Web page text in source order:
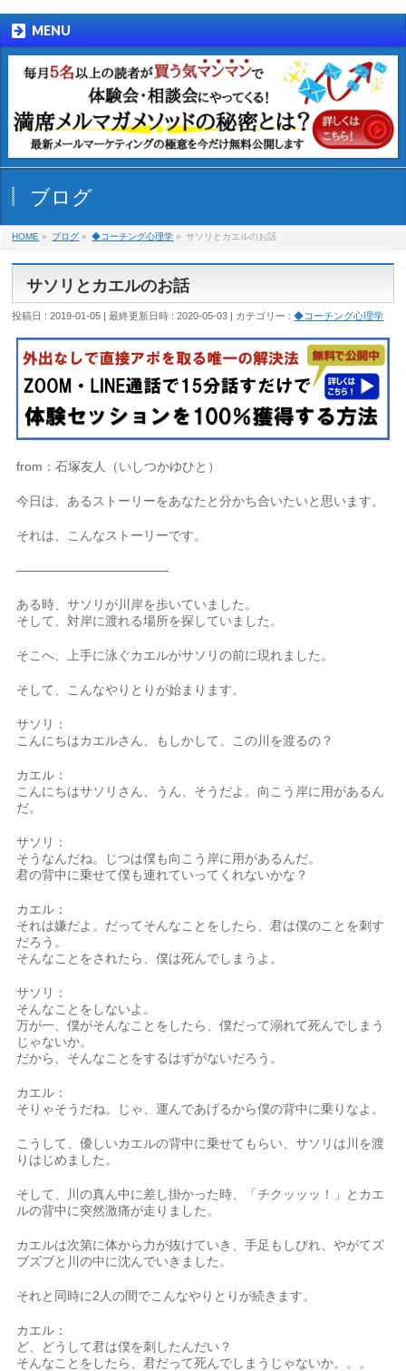
MENU
ブログ
HOME » ブログ » ◆コーチング心理学 » サソリとカエルのお話
サソリとカエルのお話
投稿日 : 2019-01-05 最終更新日時 : 2020-05-03 カテゴリー :◆コーチング心理学
from：石塚友人（いしつかゆひと）
今日は、あるストーリーをあなたと分かち合いたいと思います。
それは、こんなストーリーです。
————————————
ある時、サソリが川岸を歩いていました。
そして、対岸に渡れる場所を探していました。
そこへ、上手に泳ぐカエルがサソリの前に現れました。
そして、こんなやりとりが始まります。
サソリ：
こんにちはカエルさん、もしかして、この川を渡るの？
カエル：
こんにちはサソリさん、うん、そうだよ。向こう岸に用があるん
だ。
サソリ：
そうなんだね。じつは僕も向こう岸に用があるんだ。
君の背中に乗せて僕も連れていってくれないかな？
カエル：
それは嫌だよ。だってそんなことをしたら、君は僕のことを刺す
だろう。
そんなことをされたら、僕は死んでしまうよ。
サソリ：
そんなことをしないよ。
万が一、僕がそんなことをしたら、僕だって溺れて死んでしまう
じゃないか。
だから、そんなことをするはずがないだろう。
カエル：
そりゃそうだね。じゃ、運んであげるから僕の背中に乗りなよ。
こうして、優しいカエルの背中に乗せてもらい、サソリは川を渡
りはじめました。
そして、川の真ん中に差し掛かった時、「チクッッッ！」とカエ
ルの背中に突然激痛が走りました。
カエルは次第に体から力が抜けていき、手足もしびれ、やがてズ
ブズブと川の中に沈んでいきました。
それと同時に2人の間でこんなやりとりが続きます。
カエル：
ど、どうして君は僕を刺したんだい？
そんなことをしたら、君だって死んでしまうじゃないか。。。